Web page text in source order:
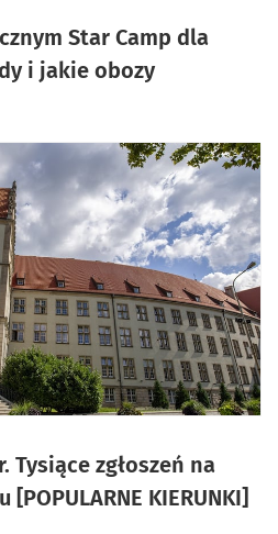
Star Camp dla
i jakie obozy
Tysiące zgłoszeń na
KIERUNKI]